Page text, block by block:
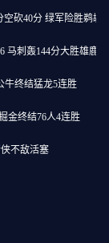
砍40分 绿军险胜鹈鹕
马刺轰144分大胜雄鹿
牛终结猛龙5连胜
金终结76人4连胜
不敌活塞